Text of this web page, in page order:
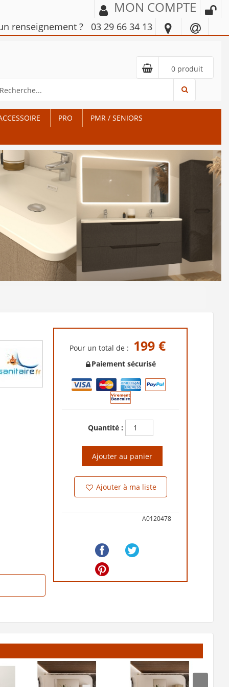
MON COMPTE
renseignement ? 03 29 66 34 13
0 produit
PRO PMR / SENIORS
Pour un total de : 199 €
Paiement sécurisé
Quantité :
Ajouter au panier
Ajouter à ma liste
A0120478